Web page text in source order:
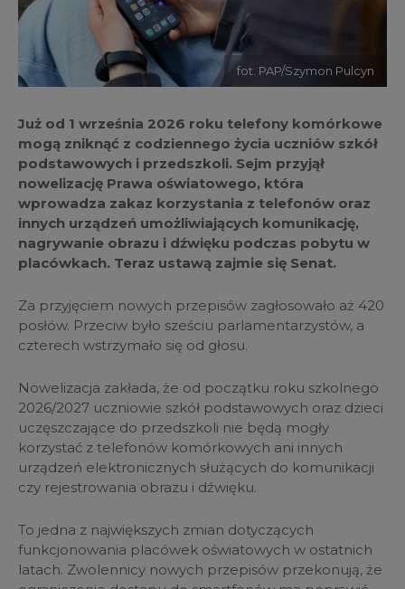
fot. PAP/Szymon Pulcyn
Już od 1 września 2026 roku telefony komórkowe
mogą zniknąć z codziennego życia uczniów szkół
podstawowych i przedszkoli. Sejm przyjął
nowelizację Prawa oświatowego, która
wprowadza zakaz korzystania z telefonów oraz
innych urządzeń umożliwiających komunikację,
nagrywanie obrazu i dźwięku podczas pobytu w
placówkach. Teraz ustawą zajmie się Senat.
Za przyjęciem nowych przepisów zagłosowało aż 420
posłów. Przeciw było sześciu parlamentarzystów, a
czterech wstrzymało się od głosu.
Nowelizacja zakłada, że od początku roku szkolnego
2026/2027 uczniowie szkół podstawowych oraz dzieci
uczęszczające do przedszkoli nie będą mogły
korzystać z telefonów komórkowych ani innych
urządzeń elektronicznych służących do komunikacji
czy rejestrowania obrazu i dźwięku.
To jedna z największych zmian dotyczących
funkcjonowania placówek oświatowych w ostatnich
latach. Zwolennicy nowych przepisów przekonują, że